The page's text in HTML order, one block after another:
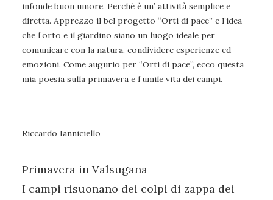
infonde buon umore. Perché è un’ attività semplice e
diretta. Apprezzo il bel progetto “Orti di pace” e l’idea
che l’orto e il giardino siano un luogo ideale per
comunicare con la natura, condividere esperienze ed
emozioni. Come augurio per “Orti di pace”, ecco questa
mia poesia sulla primavera e l’umile vita dei campi.
Riccardo Ianniciello
Primavera in Valsugana
I campi risuonano dei colpi di zappa dei